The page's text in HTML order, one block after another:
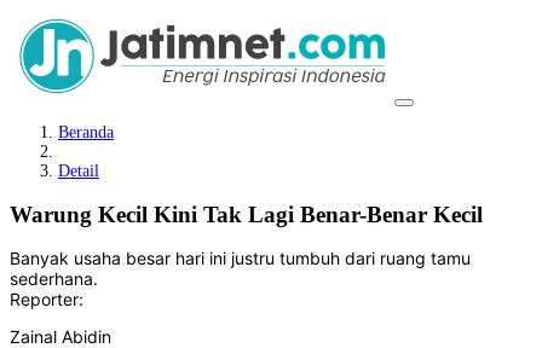
Beranda
Detail
Warung Kecil Kini Tak Lagi Benar-Benar Kecil
Banyak usaha besar hari ini justru tumbuh dari ruang tamu
sederhana.
Reporter:
Zainal Abidin